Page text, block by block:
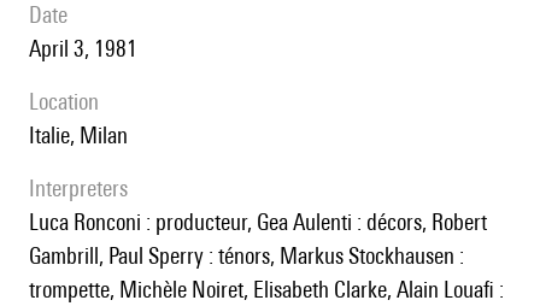
date
April 3, 1981
location
Italie, Milan
interpreters
Luca Ronconi : producteur, Gea Aulenti : décors, Robert
Gambrill, Paul Sperry : ténors, Markus Stockhausen :
trompette, Michèle Noiret, Elisabeth Clarke, Alain Louafi :